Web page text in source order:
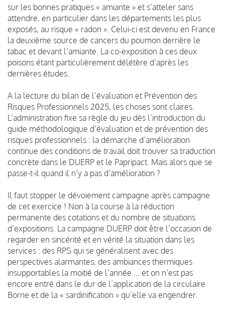
sur les bonnes pratiques « amiante » et s’atteler sans
attendre, en particulier dans les départements les plus
exposés, au risque « radon ». Celui-ci est devenu en France
la deuxième source de cancers du poumon derrière le
tabac et devant l’amiante. La co-exposition à ces deux
poisons étant particulièrement délétère d’après les
dernières études.
A la lecture du bilan de l’évaluation et Prévention des
Risques Professionnels 2025, les choses sont claires.
L’administration fixe sa règle du jeu dès l’introduction du
guide méthodologique d’évaluation et de prévention des
risques professionnels : la démarche d’amélioration
continue des conditions de travail doit trouver sa traduction
concrète dans le DUERP et le Papripact. Mais alors que se
passe-t-il quand il n’y a pas d’amélioration ?
Il faut stopper le dévoiement campagne après campagne
de cet exercice ! Non à la course à la réduction
permanente des cotations et du nombre de situations
d’expositions. La campagne DUERP doit être l’occasion de
regarder en sincérité et en vérité la situation dans les
services : des RPS qui se généralisent avec des
perspectives alarmantes, des ambiances thermiques
insupportables la moitié de l’année … et on n’est pas
encore entré dans le dur de l’application de la circulaire
Borne et de la « sardinification » qu’elle va engendrer.